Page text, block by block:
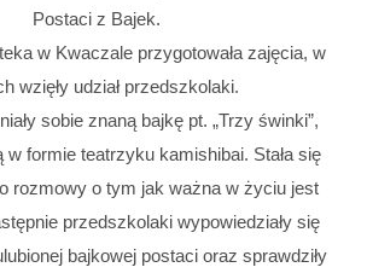
Postaci z Bajek.
w Kwaczale przygotowała zajęcia, w
wzięły udział przedszkolaki.
sobie znaną bajkę pt. „Trzy świnki”,
w formie teatrzyku kamishibai. Stała się
rozmowy o tym jak ważna w życiu jest
przedszkolaki wypowiedziały się
bajkowej postaci oraz sprawdziły